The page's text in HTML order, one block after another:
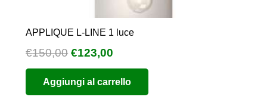
APPLIQUE L-LINE 1 luce
€150,00 Il
prezzo
originale
era:
€123,00
prezzo
attuale
è:
Aggiungi al carrello